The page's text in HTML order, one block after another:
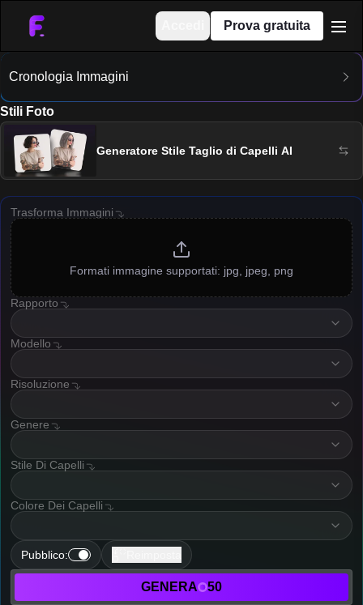
Prova gratuita
Cronologia Immagini
Stili Foto
Generatore Stile Taglio di Capelli AI
Trasforma Immagini
Formati immagine supportati: jpg, jpeg, png
Rapporto
resolution
Modello
imageModelOption
Risoluzione
imageResolutionType
Genere
gender
Stile Di Capelli
hairStyle
Colore Dei Capelli
hairColor
Pubblico:
GENERA 50